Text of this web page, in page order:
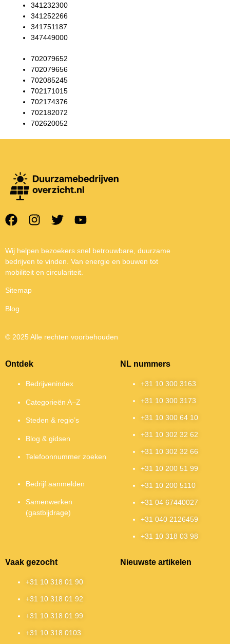
341232300
341252266
341751187
347449000
702079652
702079656
702085245
702171015
702174376
702182072
702620052
Wij helpen bezoekers snel betrouwbare, duurzame
bedrijven te vinden. Van energie en bouwen tot
mobiliteit en circulariteit.
Sitemap
Blog
© 2025 Alle rechten voorbehouden
Ontdek
Bedrijvenindex
Categorieën A–Z
Steden & regio’s
Blog & gidsen
Telefoonnummer zoeken
Bedrijf aanmelden
Samenwerken
(gastbijdrage)
NL nummers
+31 10 300 3163
+31 10 300 3173
+31 10 300 64 10
+31 10 302 32 62
+31 10 302 32 66
+31 10 200 51 99
+31 10 200 5110
+31 04 67440027
+31 040 2126459
+31 10 318 03 98
Vaak gezocht
+31 10 318 01 90
+31 10 318 01 92
+31 10 318 01 99
+31 10 318 0103
Nieuwste artikelen